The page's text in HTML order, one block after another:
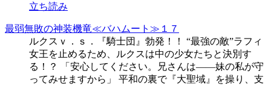
立ち読み
最弱無敗の神装機竜≪バハムート≫１７
ルクスｖ．ｓ．『騎士団』勃発！！ “最強の敵”ラフィ
女王を止めるため、ルクスは中の少女たちと決別す
る！？ 「安心してください。兄さんは――妹の私が守
ってみせますから」 平和の裏で『大聖域』を操り、支